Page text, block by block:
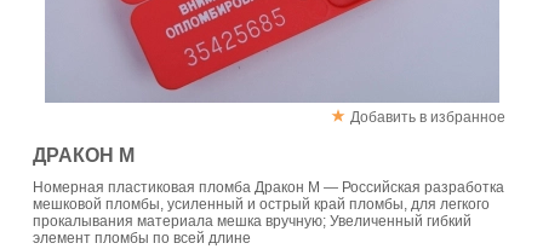
Добавить в избранное
ДРАКОН М
Номерная пластиковая пломба Дракон М — Российская разработка
мешковой пломбы, усиленный и острый край пломбы, для легкого
прокалывания материала мешка вручную; Увеличенный гибкий
элемент пломбы по всей длине